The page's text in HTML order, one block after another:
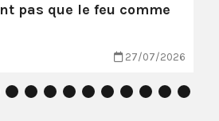
pas que le feu comme
27/07/2026